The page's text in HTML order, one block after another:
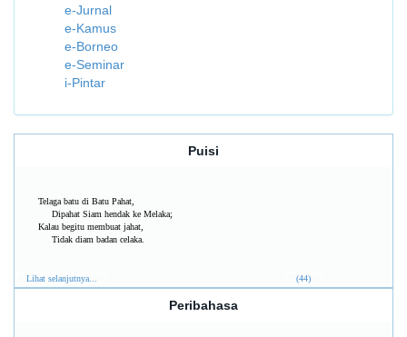
e-Jurnal
e-Kamus
e-Borneo
e-Seminar
i-Pintar
Puisi
Telaga batu di Batu Pahat,
Dipahat Siam hendak ke Melaka;
Kalau begitu membuat jahat,
Tidak diam badan celaka.
Lihat selanjutnya... (44)
Peribahasa